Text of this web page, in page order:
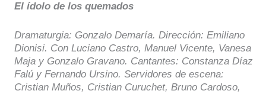
El ídolo de los quemados
Dramaturgia: Gonzalo Demaría. Dirección: Emiliano
Dionisi. Con Luciano Castro, Manuel Vicente, Vanesa
Maja y Gonzalo Gravano. Cantantes: Constanza Díaz
Falú y Fernando Ursino. Servidores de escena:
Cristian Muños, Cristian Curuchet, Bruno Cardoso,